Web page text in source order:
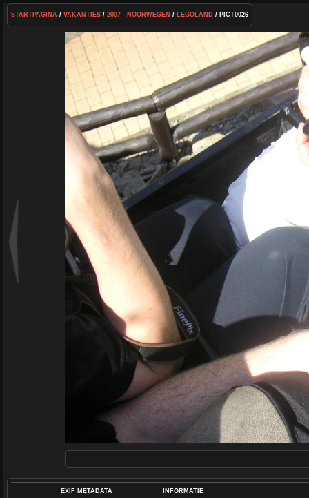
STARTPAGINA / VAKANTIES/ 2007 - NOORWEGEN / LEGOLAND / PICT0026
EXIF METADATA INFORMATIE